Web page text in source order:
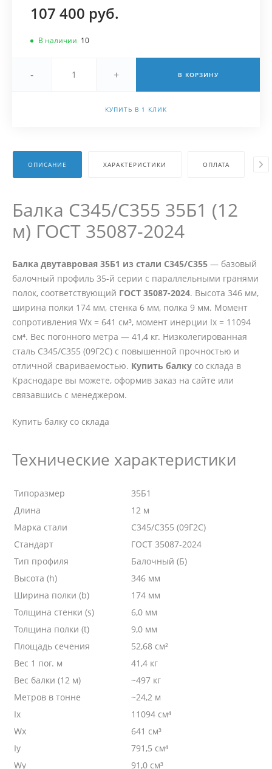
107 400 руб.
В наличии 10
- + В КОРЗИНУ
КУПИТЬ В 1 КЛИК
ОПИСАНИЕ ХАРАКТЕРИСТИКИ ОПЛАТА
Балка С345/С355 35Б1 (12
м) ГОСТ 35087-2024
Балка двутавровая 35Б1 из стали С345/С355 — базовый
балочный профиль 35-й серии с параллельными гранями
полок, соответствующий ГОСТ 35087-2024. Высота 346 мм,
ширина полки 174 мм, стенка 6 мм, полка 9 мм. Момент
сопротивления Wx = 641 см³, момент инерции Ix = 11094
см⁴. Вес погонного метра — 41,4 кг. Низколегированная
сталь С345/С355 (09Г2С) с повышенной прочностью и
отличной свариваемостью. Купить балку со склада в
Краснодаре вы можете, оформив заказ на сайте или
связавшись с менеджером.
Купить балку со склада
Технические характеристики
Типоразмер
35Б1
Длина
12 м
Марка стали
С345/С355 (09Г2С)
Стандарт
ГОСТ 35087-2024
Тип профиля
Балочный (Б)
Высота (h)
346 мм
Ширина полки (b)
174 мм
Толщина стенки (s)
6,0 мм
Толщина полки (t)
9,0 мм
Площадь сечения
52,68 см²
Вес 1 пог. м
41,4 кг
Вес балки (12 м)
~497 кг
Метров в тонне
~24,2 м
Ix
11094 см⁴
Wx
641 см³
Iy
791,5 см⁴
Wy
91,0 см³